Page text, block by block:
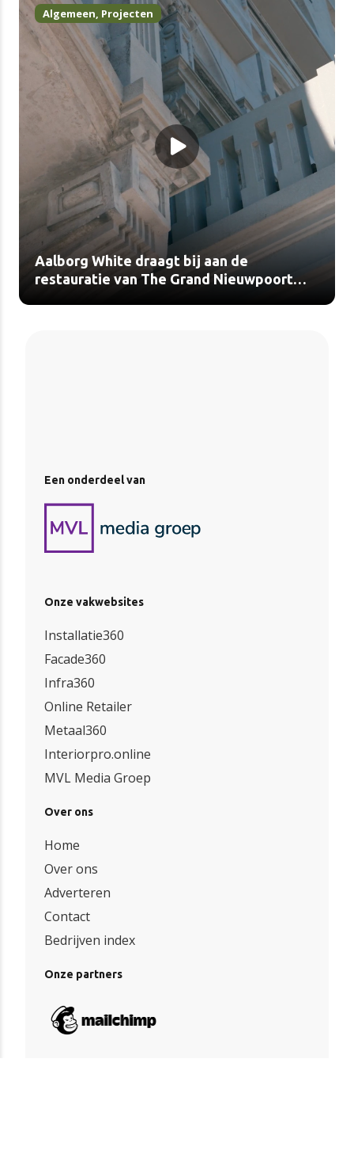
Algemeen, Projecten
Aalborg White draagt bij aan de
restauratie van The Grand Nieuwpoort
Een onderdeel van
Onze vakwebsites
Installatie360
Facade360
Infra360
Online Retailer
Metaal360
Interiorpro.online
MVL Media Groep
Over ons
Home
Over ons
Adverteren
Contact
Bedrijven index
Onze partners